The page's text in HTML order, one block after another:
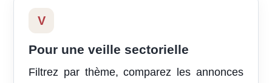
V
Pour une veille sectorielle
Filtrez par thème, comparez les annonces